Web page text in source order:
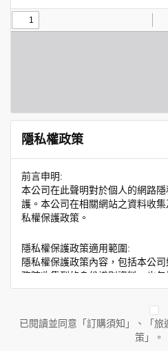
隱私權政策
前言申明:
本公司在此聲明對於個人的網路
護。本公司在相關網站之資料收
私權保護政策。
隱私權保護政策適用範圍:
隱私權保護政策內容，包括本公
務時收集到的身份識別資料，也
作與本公司合作時分享的任何身
人員。例如您透過本公司旗下網站
放連結的廠商也可能蒐集您個人
人資訊，這些廣告廠商或連結網
已閱讀並同意「訂購須知」、「
策」。